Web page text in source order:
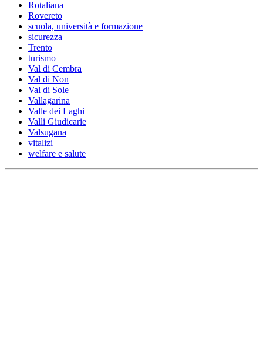
Rotaliana
Rovereto
scuola, università e formazione
sicurezza
Trento
turismo
Val di Cembra
Val di Non
Val di Sole
Vallagarina
Valle dei Laghi
Valli Giudicarie
Valsugana
vitalizi
welfare e salute